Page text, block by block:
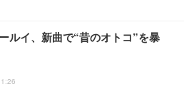
ルイ、新曲で“昔のオトコ”を暴